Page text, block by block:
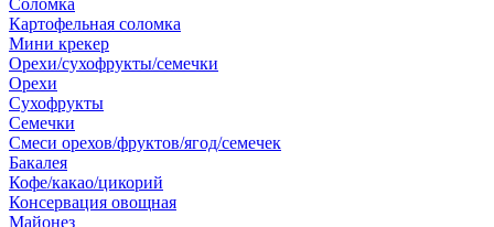
Соломка
Картофельная соломка
Мини крекер
Орехи/сухофрукты/семечки
Орехи
Сухофрукты
Семечки
Смеси орехов/фруктов/ягод/семечек
Бакалея
Кофе/какао/цикорий
Консервация овощная
Майонез